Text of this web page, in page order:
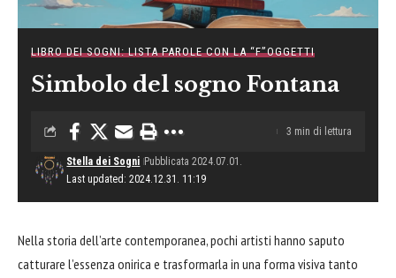
LIBRO DEI SOGNI: LISTA PAROLE CON LA “F”OGGETTI
Simbolo del sogno Fontana
Last updated: 2024.12.31. 11:19
Stella dei Sogni Pubblicata 2024.07.01.
3 min di lettura
Nella storia dell’arte contemporanea, pochi artisti hanno saputo
catturare l’essenza onirica e trasformarla in una forma visiva tanto